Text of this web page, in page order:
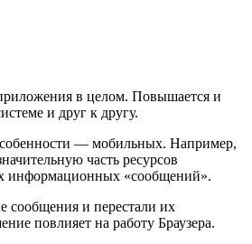
в целом. Повышается и
и друг к другу.
— мобильных. Например,
часть ресурсов
информационных «сообщений».
сообщения и перестали их
повлияет на работу Браузера.